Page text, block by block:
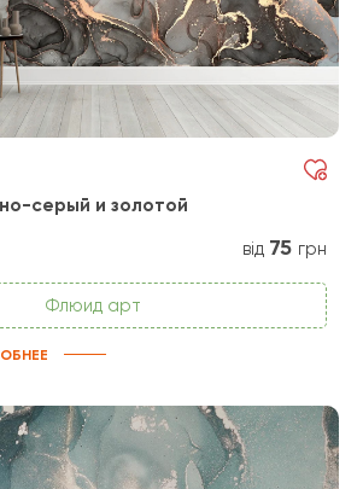
серый и золотой
від 75 грн
Флюид арт